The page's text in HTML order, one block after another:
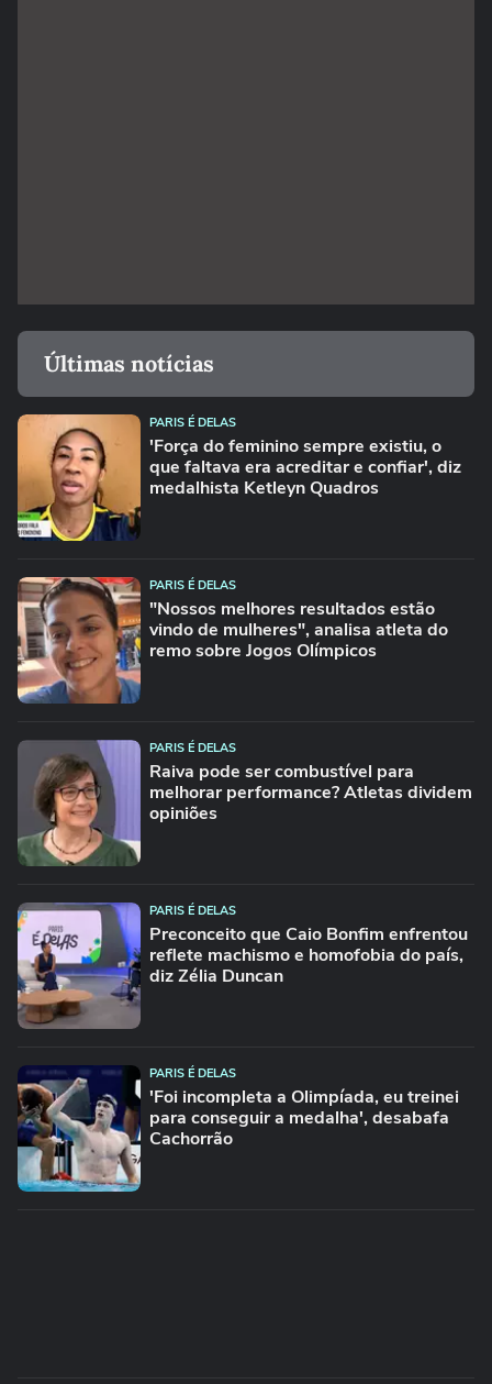
Últimas notícias
PARIS É DELAS
'Força do feminino sempre existiu, o
que faltava era acreditar e confiar', diz
medalhista Ketleyn Quadros
PARIS É DELAS
"Nossos melhores resultados estão
vindo de mulheres", analisa atleta do
remo sobre Jogos Olímpicos
PARIS É DELAS
Raiva pode ser combustível para
melhorar performance? Atletas dividem
opiniões
PARIS É DELAS
Preconceito que Caio Bonfim enfrentou
reflete machismo e homofobia do país,
diz Zélia Duncan
PARIS É DELAS
'Foi incompleta a Olimpíada, eu treinei
para conseguir a medalha', desabafa
Cachorrão